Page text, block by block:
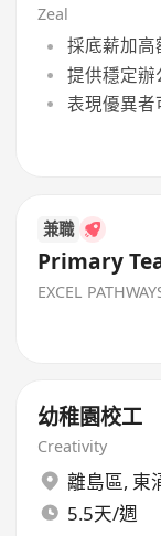
Zeal
採底薪加
提供穩定
表現優異者
兼職
Primary
EXCEL
幼稚園校工
Creativity
離島區, 東
5.5天/週